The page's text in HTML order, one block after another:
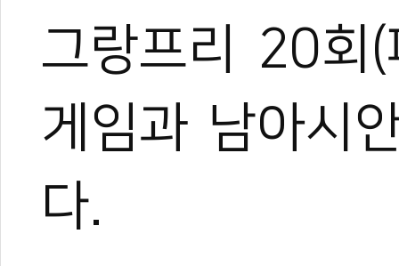
그랑프리 20회
게임과 남아시
다.